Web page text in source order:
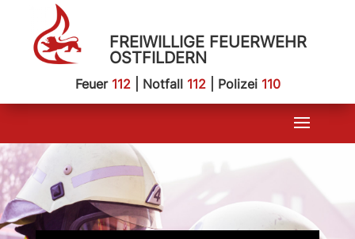
FREIWILLIGE FEUERWEHR
OSTFILDERN
Feuer 112| Notfall 112| Polizei 110